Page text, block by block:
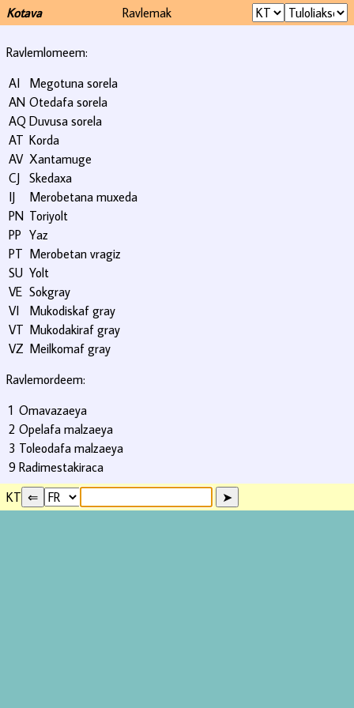
Kotava Ravlemak
Ravlemlomeem:
AI
Megotuna sorela
AN Otedafa sorela
AQ Duvusa sorela
AT Korda
AV Xantamuge
CJ Skedaxa
IJ
Merobetana muxeda
PN Toriyolt
PP Yaz
PT Merobetan vragiz
SU Yolt
VE Sokgray
VI
Mukodiskaf gray
VT Mukodakiraf gray
VZ Meilkomaf gray
Ravlemordeem:
1 Omavazaeya
2 Opelafa malzaeya
3 Toleodafa malzaeya
9 Radimestakiraca
KT